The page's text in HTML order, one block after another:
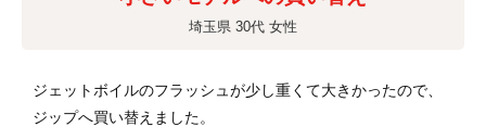
埼玉県 30代 女性
ジェットボイルのフラッシュが少し重くて大きかったので、
ジップへ買い替えました。